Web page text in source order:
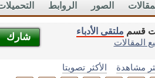
الروابط الصور
شارك
ملتقى الأدباء
المقالات
مشاهدة
الأكثر تصويتا